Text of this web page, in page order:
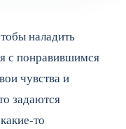
наладить
с понравившимся
чувства и
задаются
то